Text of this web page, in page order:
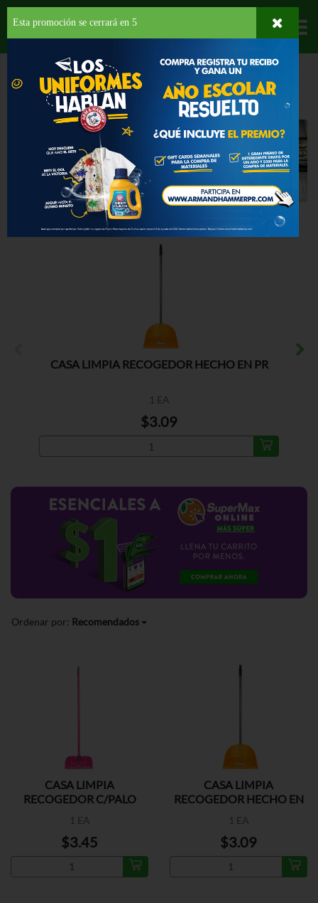
Departamentos
HOGAR, SALUD Y BELLEZA
PRODUCTOS PARA LIMPIEZA
RECOGEDORES
Recogedores
Back
CASA LIMPIA RECOGEDOR HECHO EN PR
1 EA
$3.09
Ordenar por: Recomendados
CASA LIMPIA
RECOGEDOR C/PALO
1 EA
$3.45
CASA LIMPIA
RECOGEDOR HECHO EN
1 EA
$3.09
Esta promoción se cerrará en 5